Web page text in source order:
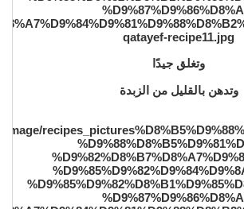
وتغلق جيدًا
وتدهن بالقليل من الزبدة